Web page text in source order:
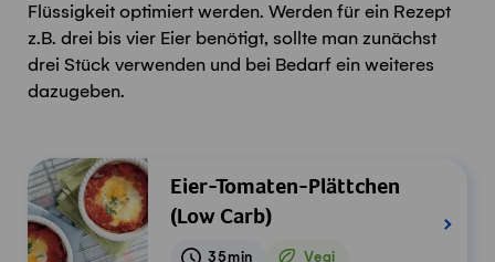
Flüssigkeit optimiert werden. Werden für ein Rezept
z.B. drei bis vier Eier benötigt, sollte man zunächst
drei Stück verwenden und bei Bedarf ein weiteres
dazugeben.
Eier-Tomaten-Plättchen
(Low Carb)
35min Vegi